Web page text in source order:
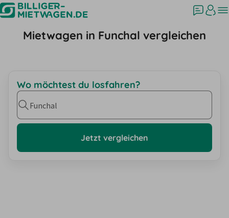
Mietwagen in Funchal vergleichen
Wo möchtest du losfahren?
Funchal
Jetzt vergleichen